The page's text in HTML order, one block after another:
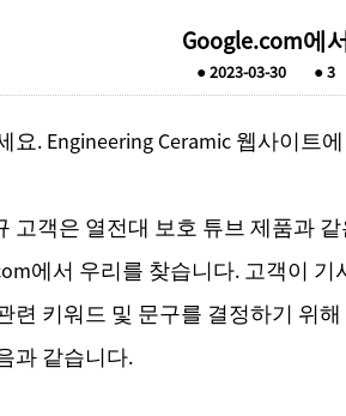
Google.com에
●2023-03-30 ●3
요. Engineering Ceramic 웹사이트
고객은 열전대 보호 튜브 제품과
에서 우리를 찾습니다. 고객이
련 키워드 및 문구를 결정하기 위
과 같습니다.